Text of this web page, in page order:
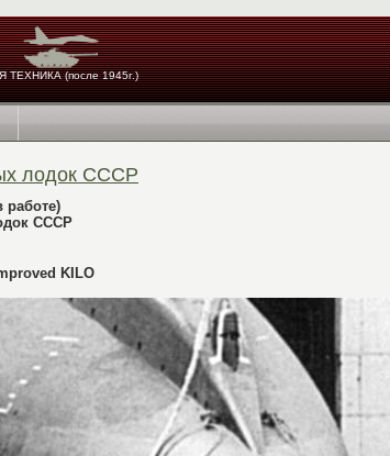
(после 1945г.)
лодок СССР
СССР
KILO